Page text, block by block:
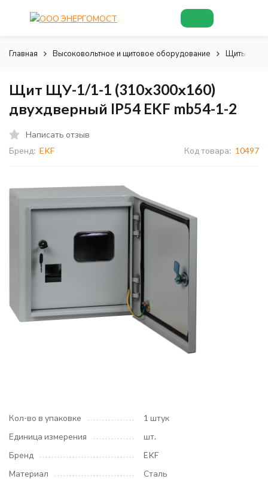
Главная Высоковольтное и щитовое оборудование Щиты и
Щит ЩУ-1/1-1 (310х300х160)
двухдверный IP54 EKF mb54-1-2
Написать отзыв
Бренд: EKF Код товара: 10497
Кол-во в упаковке
1 штук
Единица измерения
шт.
Бренд
EKF
Материал
Сталь